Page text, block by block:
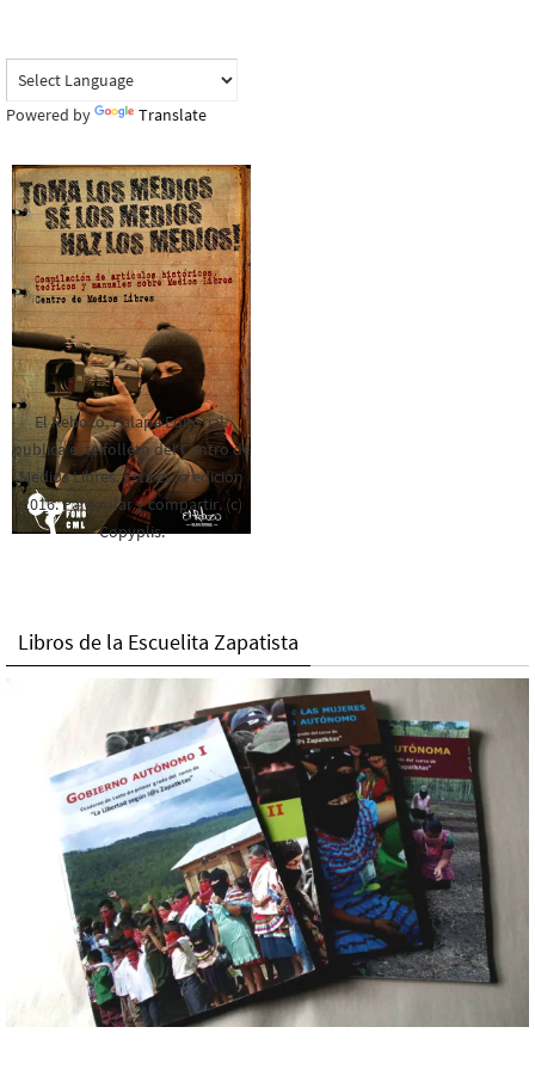
Powered by Translate
El Rebozo, Palapa Editorial,
publica este folleto del Centro de
Medios Libres. Esta es la edición
2016. Para rolar y compartir. (c)
Copyplis.
Libros de la Escuelita Zapatista